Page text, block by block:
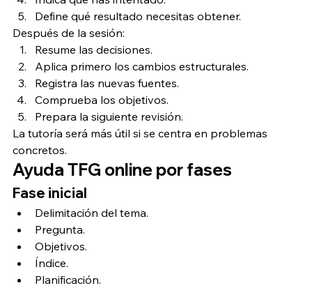
Define qué resultado necesitas obtener.
Después de la sesión:
Resume las decisiones.
Aplica primero los cambios estructurales.
Registra las nuevas fuentes.
Comprueba los objetivos.
Prepara la siguiente revisión.
La tutoría será más útil si se centra en problemas
concretos.
Ayuda TFG online por fases
Fase inicial
Delimitación del tema.
Pregunta.
Objetivos.
Índice.
Planificación.